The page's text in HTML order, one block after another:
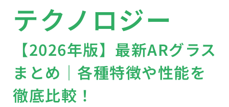
テクノロジー
【2026年版】最新ARグラス
まとめ｜各種特徴や性能を
徹底比較！